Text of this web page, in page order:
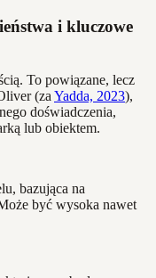
i kluczowe
To powiązane, lecz
(za Yadda, 2023),
doświadczenia,
lub obiektem.
bazująca na
być wysoka nawet